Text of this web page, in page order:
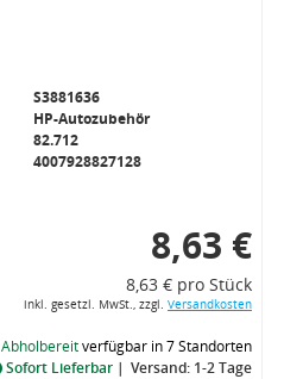
S3881636
HP-Autozubehör
82.712
4007928827128
8,63 €
8,63 € pro Stück
inkl. gesetzl. MwSt., zzgl. Versandkosten
Abholbereitverfügbar in 7 Standorten
Sofort Lieferbar
Versand: 1-2 Tage